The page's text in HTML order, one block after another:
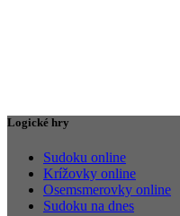
Logické hry
Sudoku online
Krížovky online
Osemsmerovky online
Sudoku na dnes